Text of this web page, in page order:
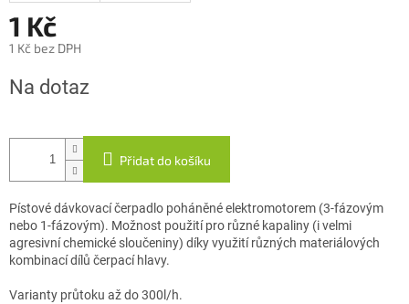
1 Kč
1 Kč bez DPH
cena:
Na dotaz
Přidat do košíku
Pístové dávkovací čerpadlo poháněné elektromotorem (3-fázovým
nebo 1-fázovým). Možnost použití pro různé kapaliny (i velmi
agresivní chemické sloučeniny) díky využití různých materiálových
kombinací dílů čerpací hlavy.
Varianty průtoku až do 300l/h.